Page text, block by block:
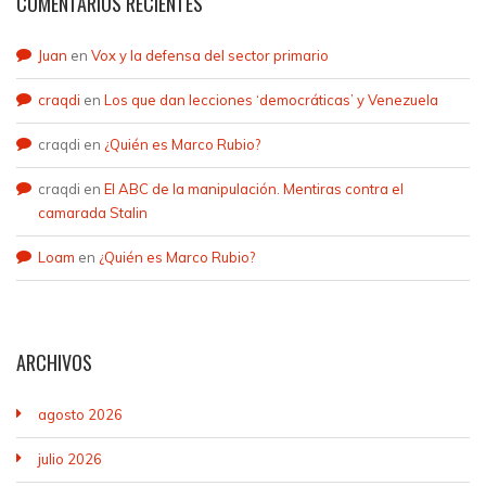
Juan en Vox y la defensa del sector primario
craqdi en Los que dan lecciones ‘democráticas’ y Venezuela
craqdi en ¿Quién es Marco Rubio?
craqdi en El ABC de la manipulación. Mentiras contra el
camarada Stalin
Loam en ¿Quién es Marco Rubio?
ARCHIVOS
agosto 2026
julio 2026